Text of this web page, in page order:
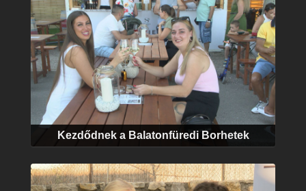
Kezdődnek a Balatonfüredi Borhetek